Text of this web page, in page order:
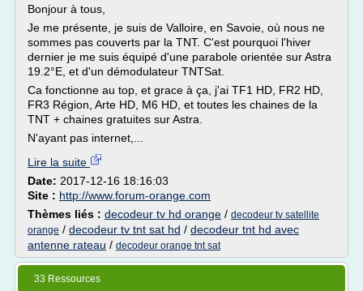
Bonjour à tous,
Je me présente, je suis de Valloire, en Savoie, où nous ne
sommes pas couverts par la TNT. C'est pourquoi l'hiver
dernier je me suis équipé d'une parabole orientée sur Astra
19.2°E, et d'un démodulateur TNTSat.
Ca fonctionne au top, et grace à ça, j'ai TF1 HD, FR2 HD,
FR3 Région, Arte HD, M6 HD, et toutes les chaines de la
TNT + chaines gratuites sur Astra.
N'ayant pas internet,...
Lire la suite
Date: 2017-12-16 18:16:03
Site : http://www.forum-orange.com
Thèmes liés : decodeur tv hd orange / decodeur tv satellite
orange / decodeur tv tnt sat hd / decodeur tnt hd avec
antenne rateau / decodeur orange tnt sat
33 Ressources